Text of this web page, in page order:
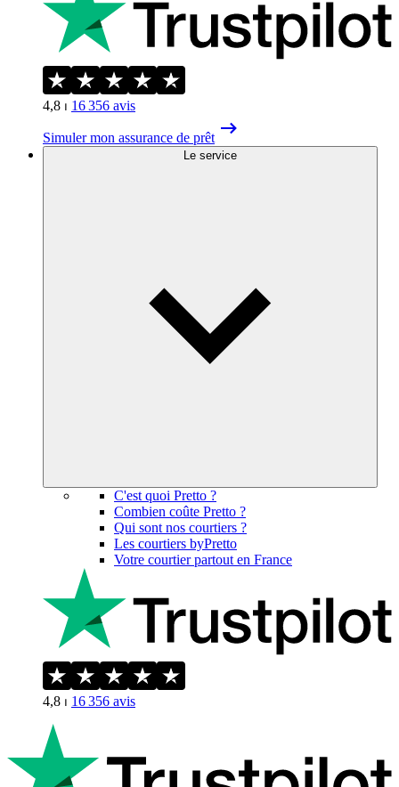
4,8 ⏐ 16 356 avis
Simuler mon assurance de prêt
Le service
C'est quoi Pretto ?
Combien coûte Pretto ?
Qui sont nos courtiers ?
Les courtiers byPretto
Votre courtier partout en France
4,8 ⏐ 16 356 avis